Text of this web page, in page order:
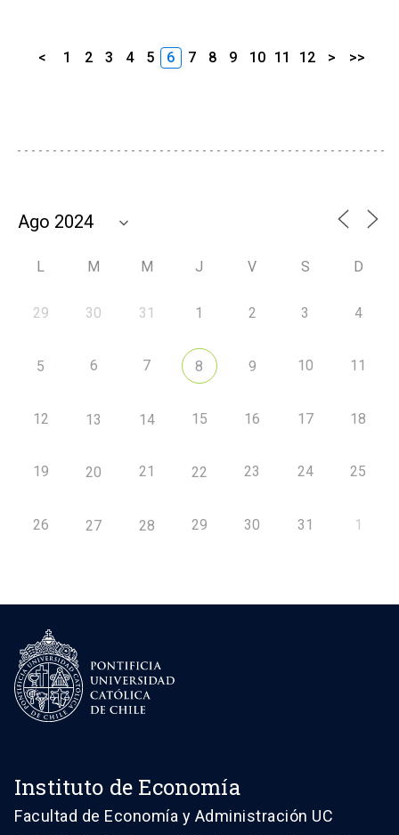
< 1 2 3 4 5 6 7 8 9 10 11 12 > >>
L M M J V S D
29 30 31 1 2 3 4
5 6 7 8 9 10 11
12 13 14 15 16 17 18
19 20 21 22 23 24 25
26 27 28 29 30 31 1
Instituto de Economía
Facultad de Economía y Administración UC